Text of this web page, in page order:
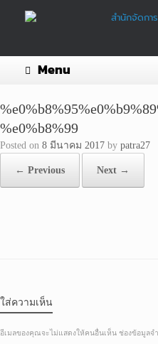
Menu
%e0%b8%99
Posted on 8 มีนาคม 2017 by patra27
← Previous Next →
ใส่ความเห็น
อีเมลของคุณจะไม่แสดงให้คนอื่นเห็น ช่องข้อมูลจ